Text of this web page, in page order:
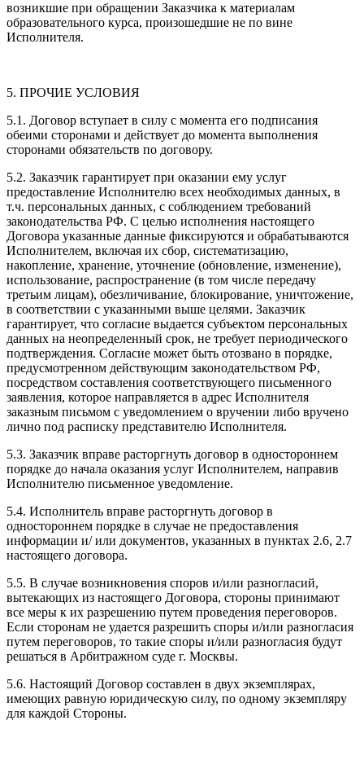
возникшие при обращении Заказчика к материалам
образовательного курса, произошедшие не по вине
Исполнителя.
5. ПРОЧИЕ УСЛОВИЯ
5.1. Договор вступает в силу с момента его подписания
обеими сторонами и действует до момента выполнения
сторонами обязательств по договору.
5.2. Заказчик гарантирует при оказании ему услуг
предоставление Исполнителю всех необходимых данных, в
т.ч. персональных данных, с соблюдением требований
законодательства РФ. С целью исполнения настоящего
Договора указанные данные фиксируются и обрабатываются
Исполнителем, включая их сбор, систематизацию,
накопление, хранение, уточнение (обновление, изменение),
использование, распространение (в том числе передачу
третьим лицам), обезличивание, блокирование, уничтожение,
в соответствии с указанными выше целями. Заказчик
гарантирует, что согласие выдается субъектом персональных
данных на неопределенный срок, не требует периодического
подтверждения. Согласие может быть отозвано в порядке,
предусмотренном действующим законодательством РФ,
посредством составления соответствующего письменного
заявления, которое направляется в адрес Исполнителя
заказным письмом с уведомлением о вручении либо вручено
лично под расписку представителю Исполнителя.
5.3. Заказчик вправе расторгнуть договор в одностороннем
порядке до начала оказания услуг Исполнителем, направив
Исполнителю письменное уведомление.
5.4. Исполнитель вправе расторгнуть договор в
одностороннем порядке в случае не предоставления
информации и/ или документов, указанных в пунктах 2.6, 2.7
настоящего договора.
5.5. В случае возникновения споров и/или разногласий,
вытекающих из настоящего Договора, стороны принимают
все меры к их разрешению путем проведения переговоров.
Если сторонам не удается разрешить споры и/или разногласия
путем переговоров, то такие споры и/или разногласия будут
решаться в Арбитражном суде г. Москвы.
5.6. Настоящий Договор составлен в двух экземплярах,
имеющих равную юридическую силу, по одному экземпляру
для каждой Стороны.